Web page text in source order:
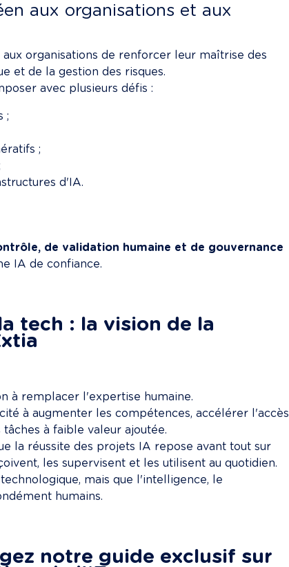
aux organisations et aux
aux organisations de renforcer leur maîtrise des
et de la gestion des risques.
avec plusieurs défis :
;
;
d'IA.
de validation humaine et de gouvernance
IA de confiance.
tech : la vision de la
à remplacer l'expertise humaine.
à augmenter les compétences, accélérer l'accès
à faible valeur ajoutée.
la réussite des projets IA repose avant tout sur
les supervisent et les utilisent au quotidien.
mais que l'intelligence, le
humains.
notre guide exclusif sur